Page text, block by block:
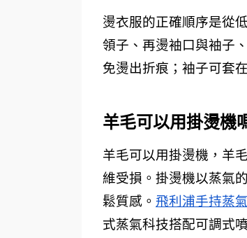
燙衣服的正確順序是從
領子、再燙袖口與袖子
免燙出折痕；袖子可套
羊毛可以用掛燙機
羊毛可以用掛燙機，羊
維受損。掛燙機以蒸氣
鬆質感。 飛利浦手持蒸
式蒸氣科技搭配可調式